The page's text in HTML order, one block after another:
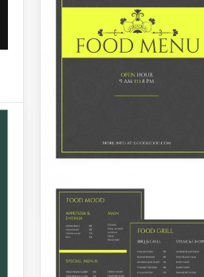
gastronômica em seu
restaurante francês com o
"Elegante Modelo de
Cardápio de Restaurante
Francês Cinza". Este
modelo refinado e